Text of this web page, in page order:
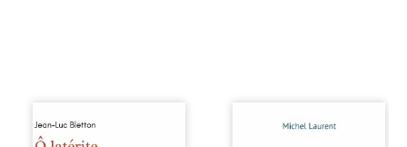
Ô latérite, ô terre
d’Afriques ! est un
Nina et Pierre se